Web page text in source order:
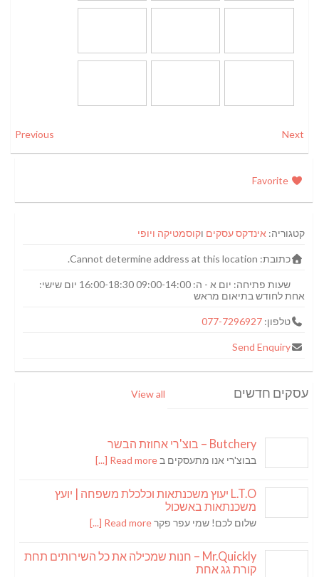
Previous Next
Favorite
קטגוריה: אינדקס עסקים וקוסמטיקה ויופי
כתובת: Cannot determine address at this location.
שעות פתיחה:
יום א - ה: 09:00-14:00 16:00-18:30 יום שישי:
אחת לחודש בתיאום מראש
טלפון:077-7296927
Send Enquiry
עסקים חדשים View all
Butchery – בוצ'רי אחוזת הבשר
בבוצ'רי אנו מתעסקים ב Read more [...]
L.T.O יעוץ משכנתאות וכלכלת משפחה | יועץ
משכנתאות באשכול
שלום לכם! שמי עפר פקרRead more [...]
Mr.Quickly – חנות שמכילה את כל השירותים תחת
קורת גג אחת